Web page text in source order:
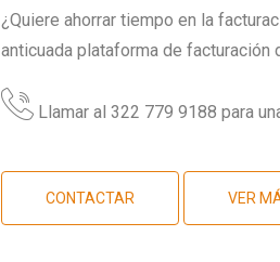
¿Quiere ahorrar tiempo en la
anticuada plataforma de facturación
Llamar al 322 779 9188 para
CONTACTAR VER